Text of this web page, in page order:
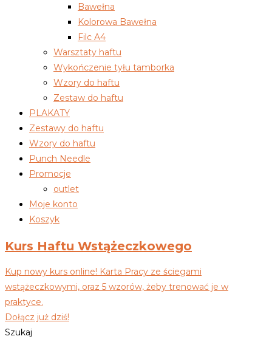
Bawełna
Kolorowa Bawełna
Filc A4
Warsztaty haftu
Wykończenie tyłu tamborka
Wzory do haftu
Zestaw do haftu
PLAKATY
Zestawy do haftu
Wzory do haftu
Punch Needle
Promocje
outlet
Moje konto
Koszyk
Kurs Haftu Wstążeczkowego
Kup nowy kurs online! Karta Pracy ze ściegami
wstążeczkowymi, oraz 5 wzorów, żeby trenować je w
praktyce.
Dołącz już dziś!
Szukaj